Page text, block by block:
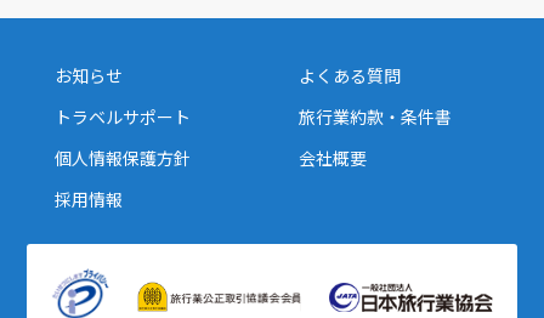
お知らせ
よくある質問
トラベルサポート
旅行業約款・条件書
個人情報保護方針
会社概要
採用情報